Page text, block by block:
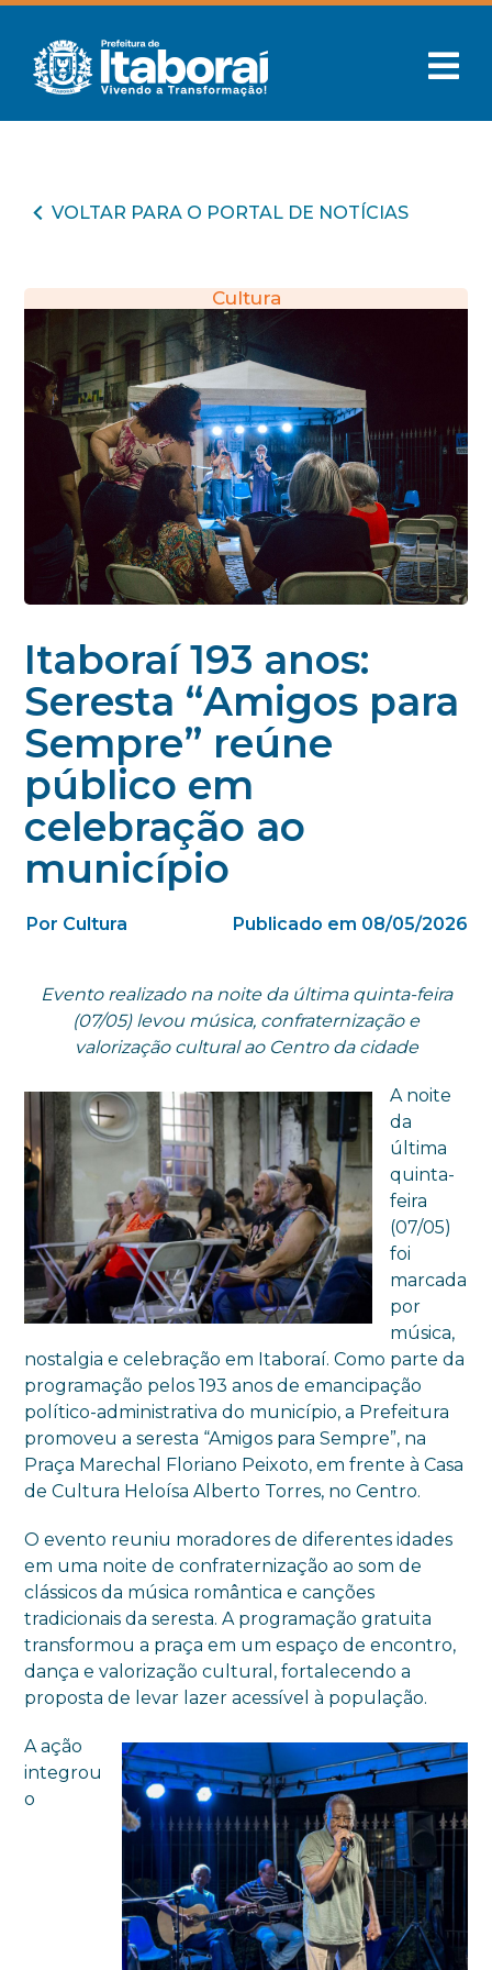
VOLTAR PARA O PORTAL DE NOTÍCIAS
Cultura
Itaboraí 193 anos:
Seresta “Amigos para
Sempre” reúne
público em
celebração ao
município
Por Cultura Publicado em 08/05/2026
Evento realizado na noite da última quinta-feira
(07/05) levou música, confraternização e
valorização cultural ao Centro da cidade
A noite
da
última
quinta-
feira
(07/05)
foi
marcada
por
música,
nostalgia e celebração em Itaboraí. Como parte da
programação pelos 193 anos de emancipação
político-administrativa do município, a Prefeitura
promoveu a seresta “Amigos para Sempre”, na
Praça Marechal Floriano Peixoto, em frente à Casa
de Cultura Heloísa Alberto Torres, no Centro.
O evento reuniu moradores de diferentes idades
em uma noite de confraternização ao som de
clássicos da música romântica e canções
tradicionais da seresta. A programação gratuita
transformou a praça em um espaço de encontro,
dança e valorização cultural, fortalecendo a
proposta de levar lazer acessível à população.
A ação
integrou
o